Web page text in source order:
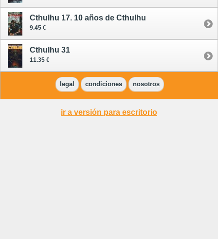
Cthulhu 17. 10 años de Cthulhu
9.45 €
Cthulhu 31
11.35 €
legal condiciones nosotros
ir a versión para escritorio